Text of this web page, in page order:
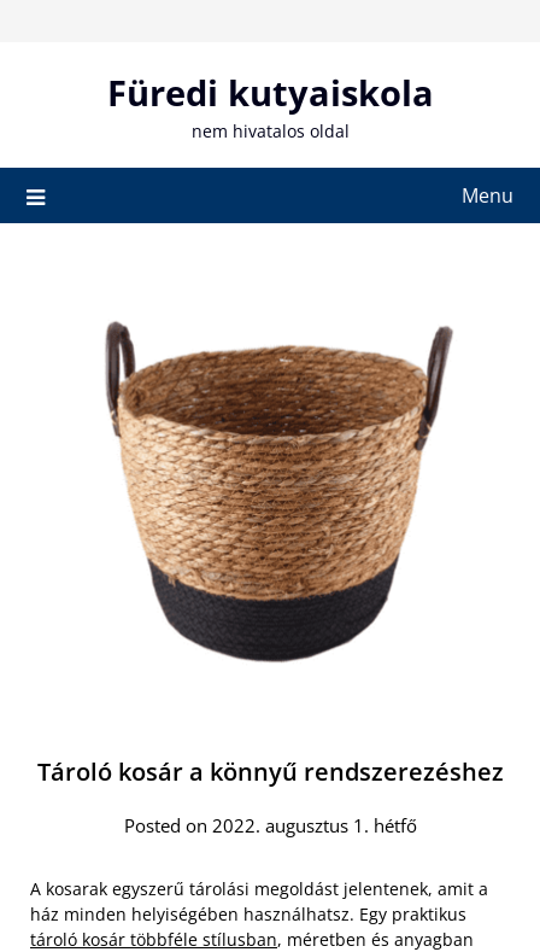
Füredi kutyaiskola
nem hivatalos oldal
Menu
Tároló kosár a könnyű rendszerezéshez
Posted on 2022. augusztus 1. hétfő
A kosarak egyszerű tárolási megoldást jelentenek, amit a
ház minden helyiségében használhatsz. Egy praktikus
tároló kosár többféle stílusban, méretben és anyagban